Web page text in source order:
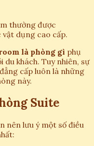
thường được
dụng cao cấp.
là phòng gì phụ
du khách. Tuy nhiên, sự
cấp luôn là những
này.
Suite
nên lưu ý một số điều